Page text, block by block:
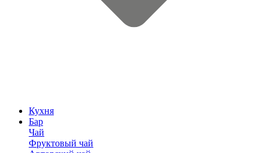
Кухня
Бар
Чай
Фруктовый чай